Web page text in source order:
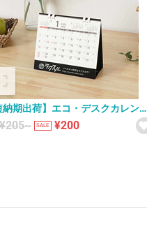
納期出荷】エコ・デスクカレンダ
上 R-1
¥205~ SALE ¥200